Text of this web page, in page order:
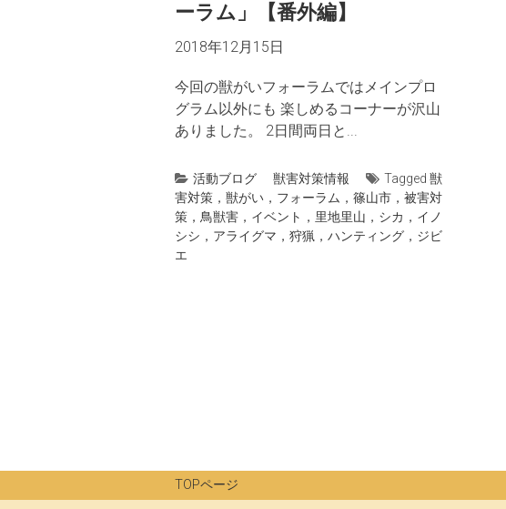
ーラム」【番外編】
2018年12月15日
今回の獣がいフォーラムではメインプロ
グラム以外にも 楽しめるコーナーが沢山
ありました。 2日間両日と...
活動ブログ 獣害対策情報 Tagged 獣
害対策，獣がい，フォーラム，篠山市，被害対
策，鳥獣害，イベント，里地里山，シカ，イノ
シシ，アライグマ，狩猟，ハンティング，ジビ
エ
TOPページ